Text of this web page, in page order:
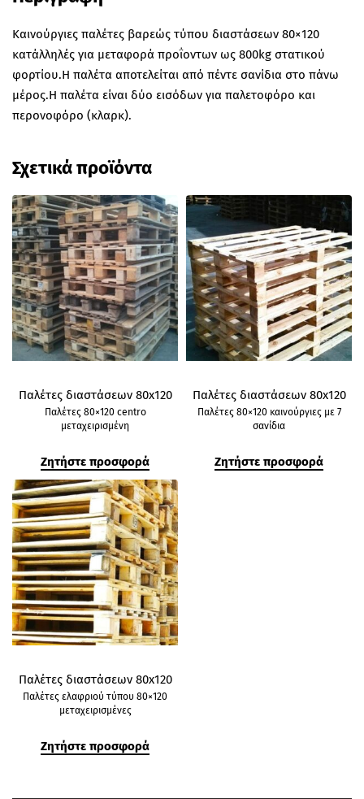
Καινούργιες παλέτες βαρεώς τύπου διαστάσεων 80×120
κατάλληλές για μεταφορά προΐοντων ως 800kg στατικού
φορτίου.Η παλέτα αποτελείται από πέντε σανίδια στο πάνω
μέρος.Η παλέτα είναι δύο εισόδων για παλετοφόρο και
περονοφόρο (κλαρκ).
Σχετικά προϊόντα
Παλέτες διαστάσεων 80x120
Παλέτες 80×120 centro
μεταχειρισμένη
Ζητήστε προσφορά
Παλέτες διαστάσεων 80x120
Παλέτες 80×120 καινούργιες με 7
σανίδια
Ζητήστε προσφορά
Παλέτες διαστάσεων 80x120
Παλέτες ελαφριού τύπου 80×120
μεταχειρισμένες
Ζητήστε προσφορά